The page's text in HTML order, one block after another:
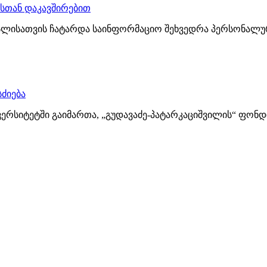
დაკავშირებით
ჩატარდა საინფორმაციო შეხვედრა
გაიმართა, „გუდავაძე-პატარკაციშვილის“